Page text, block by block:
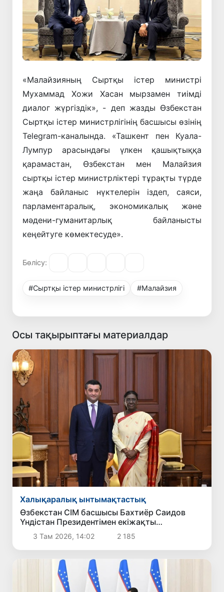
«Малайзияның Сыртқы істер министрі
Мухаммад Хожи Хасан мырзамен тиімді
диалог жүргіздік», - деп жазды Өзбекстан
Сыртқы істер министрлігінің басшысы өзінің
Telegram-каналында. «Ташкент пен Куала-
Лумпур арасындағы үлкен қашықтыққа
қарамастан, Өзбекстан мен Малайзия
сыртқы істер министрліктері тұрақты түрде
жаңа байланыс нүктелерін іздеп, саяси,
парламентаралық, экономикалық және
мәдени-гуманитарлық байланысты
кеңейтуге көмектесуде».
Бөлісу:
#Сыртқы істер министрлігі #Малайзия
Осы тақырыптағы материалдар
Халықаралық ынтымақтастық
Өзбекстан СІМ басшысы Бахтиёр Саидов
Үндістан Президентімен екіжақты
байланыстарды нығайту мәселелерін
талқылады
3 Там 2026, 14:02 2 185